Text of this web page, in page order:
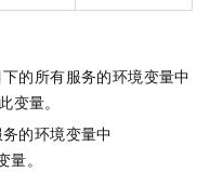
的所有服务的环境变量中
变量。
的环境变量中
。